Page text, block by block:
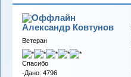
Александр Ковтунов
Ветеран
Спасибо
-Дано: 4796